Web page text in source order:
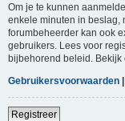
Om je te kunnen
enkele minuten in beslag,
forumbeheerder kan ook
gebruikers. Lees voor
bijbehorend beleid. Bekijk
Gebruikersvoorwaarden |
Registreer